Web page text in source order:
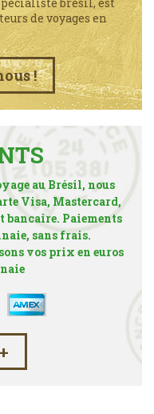
brésil, est
de voyages en
!
au Brésil, nous
Visa, Mastercard,
bancaire. Paiements
sans frais.
vos prix en euros